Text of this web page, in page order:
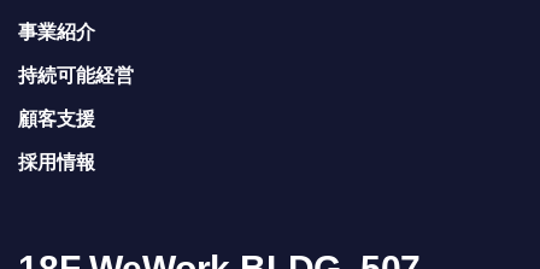
事業紹介
持続可能経営
顧客支援
採用情報